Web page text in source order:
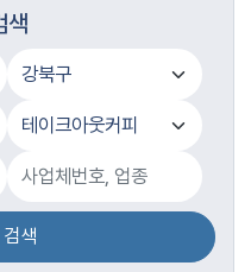
색
검색